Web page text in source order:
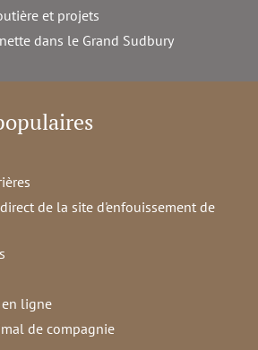
et projets
dans le Grand Sudbury
de la site d'enfouissement de
ligne
de compagnie